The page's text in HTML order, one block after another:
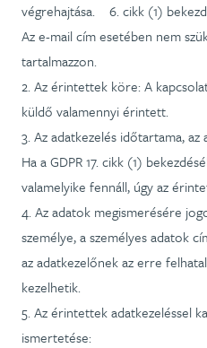
végrehajtása. 6. cikk (1)
Az e-mail cím esetében nem
tartalmazzon.
2. Az érintettek köre: A
küldő valamennyi érintett.
3. Az adatkezelés időtartama,
Ha a GDPR 17. cikk (1)
valamelyike fennáll, úgy az
4. Az adatok megismerésére
személye, a személyes adatok
az adatkezelőnek az erre
kezelhetik.
5. Az érintettek adatkezeléssel
ismertetése: